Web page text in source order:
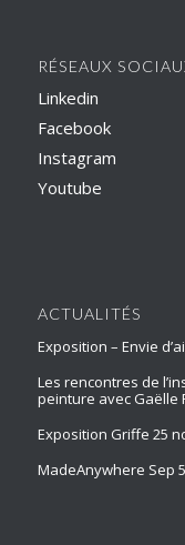
RÉSEAUX
Linkedin
Facebook
Instagram
Youtube
ACTUALITÉS
Exposition – Envie
Les rencontres de
peinture avec Gaëlle
Exposition Griffe 25
MadeAnywhere Sep